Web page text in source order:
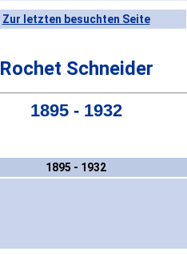
Zur letzten besuchten Seite
Rochet Schneider
1895 - 1932
1895 - 1932